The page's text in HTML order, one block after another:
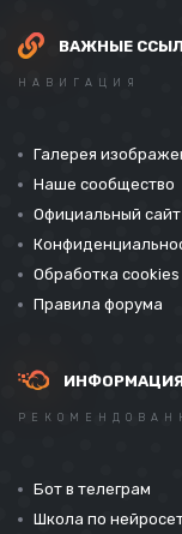
ВАЖНЫЕ
НАВИГАЦИЯ
Галерея
Наше сообщество
Официальный сайт
Обработка cookies
Правила форума
Бот в телеграм
Школа по